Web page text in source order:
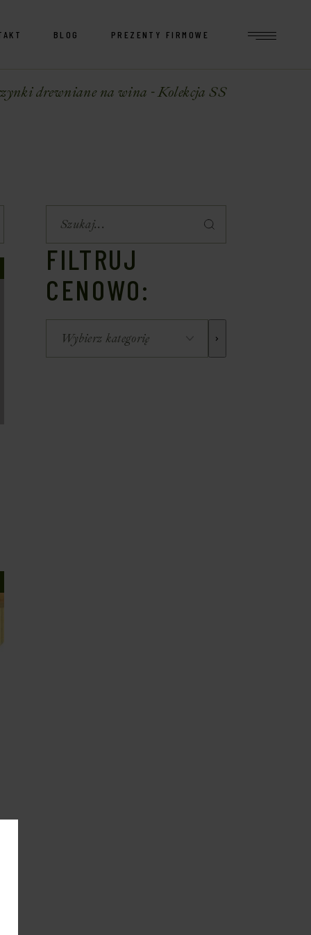
BLOG PREZENTY FIRMOWE
drewniane na wina - Kolekcja SS
FILTRUJ
CENOWO: